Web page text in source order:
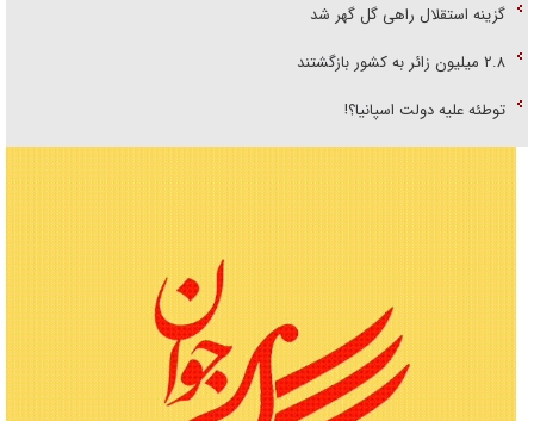
گزینه استقلال راهی گل گهر شد
۲.۸ میلیون زائر به کشور بازگشتند
توطئه علیه دولت اسپانیا؟!